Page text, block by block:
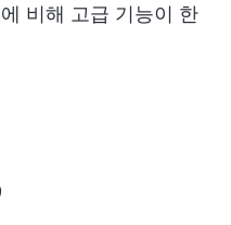
비해 고급 기능이 한